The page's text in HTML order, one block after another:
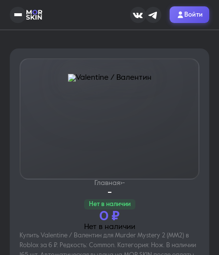
Войти
Главная›-
-
Нет в наличии
0 ₽
Нет в наличии
Купить Valentine / Валентин для Murder Mystery 2 (MM2) в
Roblox за 6 ₽. Редкость: Common. Категория: Нож. В наличии